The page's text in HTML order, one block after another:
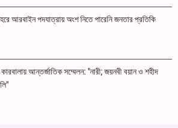
আরবাইন পদযাত্রায় অংশ নিতে পারেনি জনতার প্রতিকি
আন্তর্জাতিক সম্মেলন: "নারী; জয়নবী বয়ান ও শহীদ